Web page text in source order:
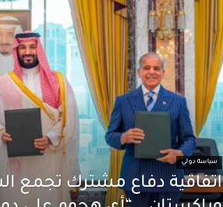
سياسة دولي
اتفاقية دفاع مشترك تجمع